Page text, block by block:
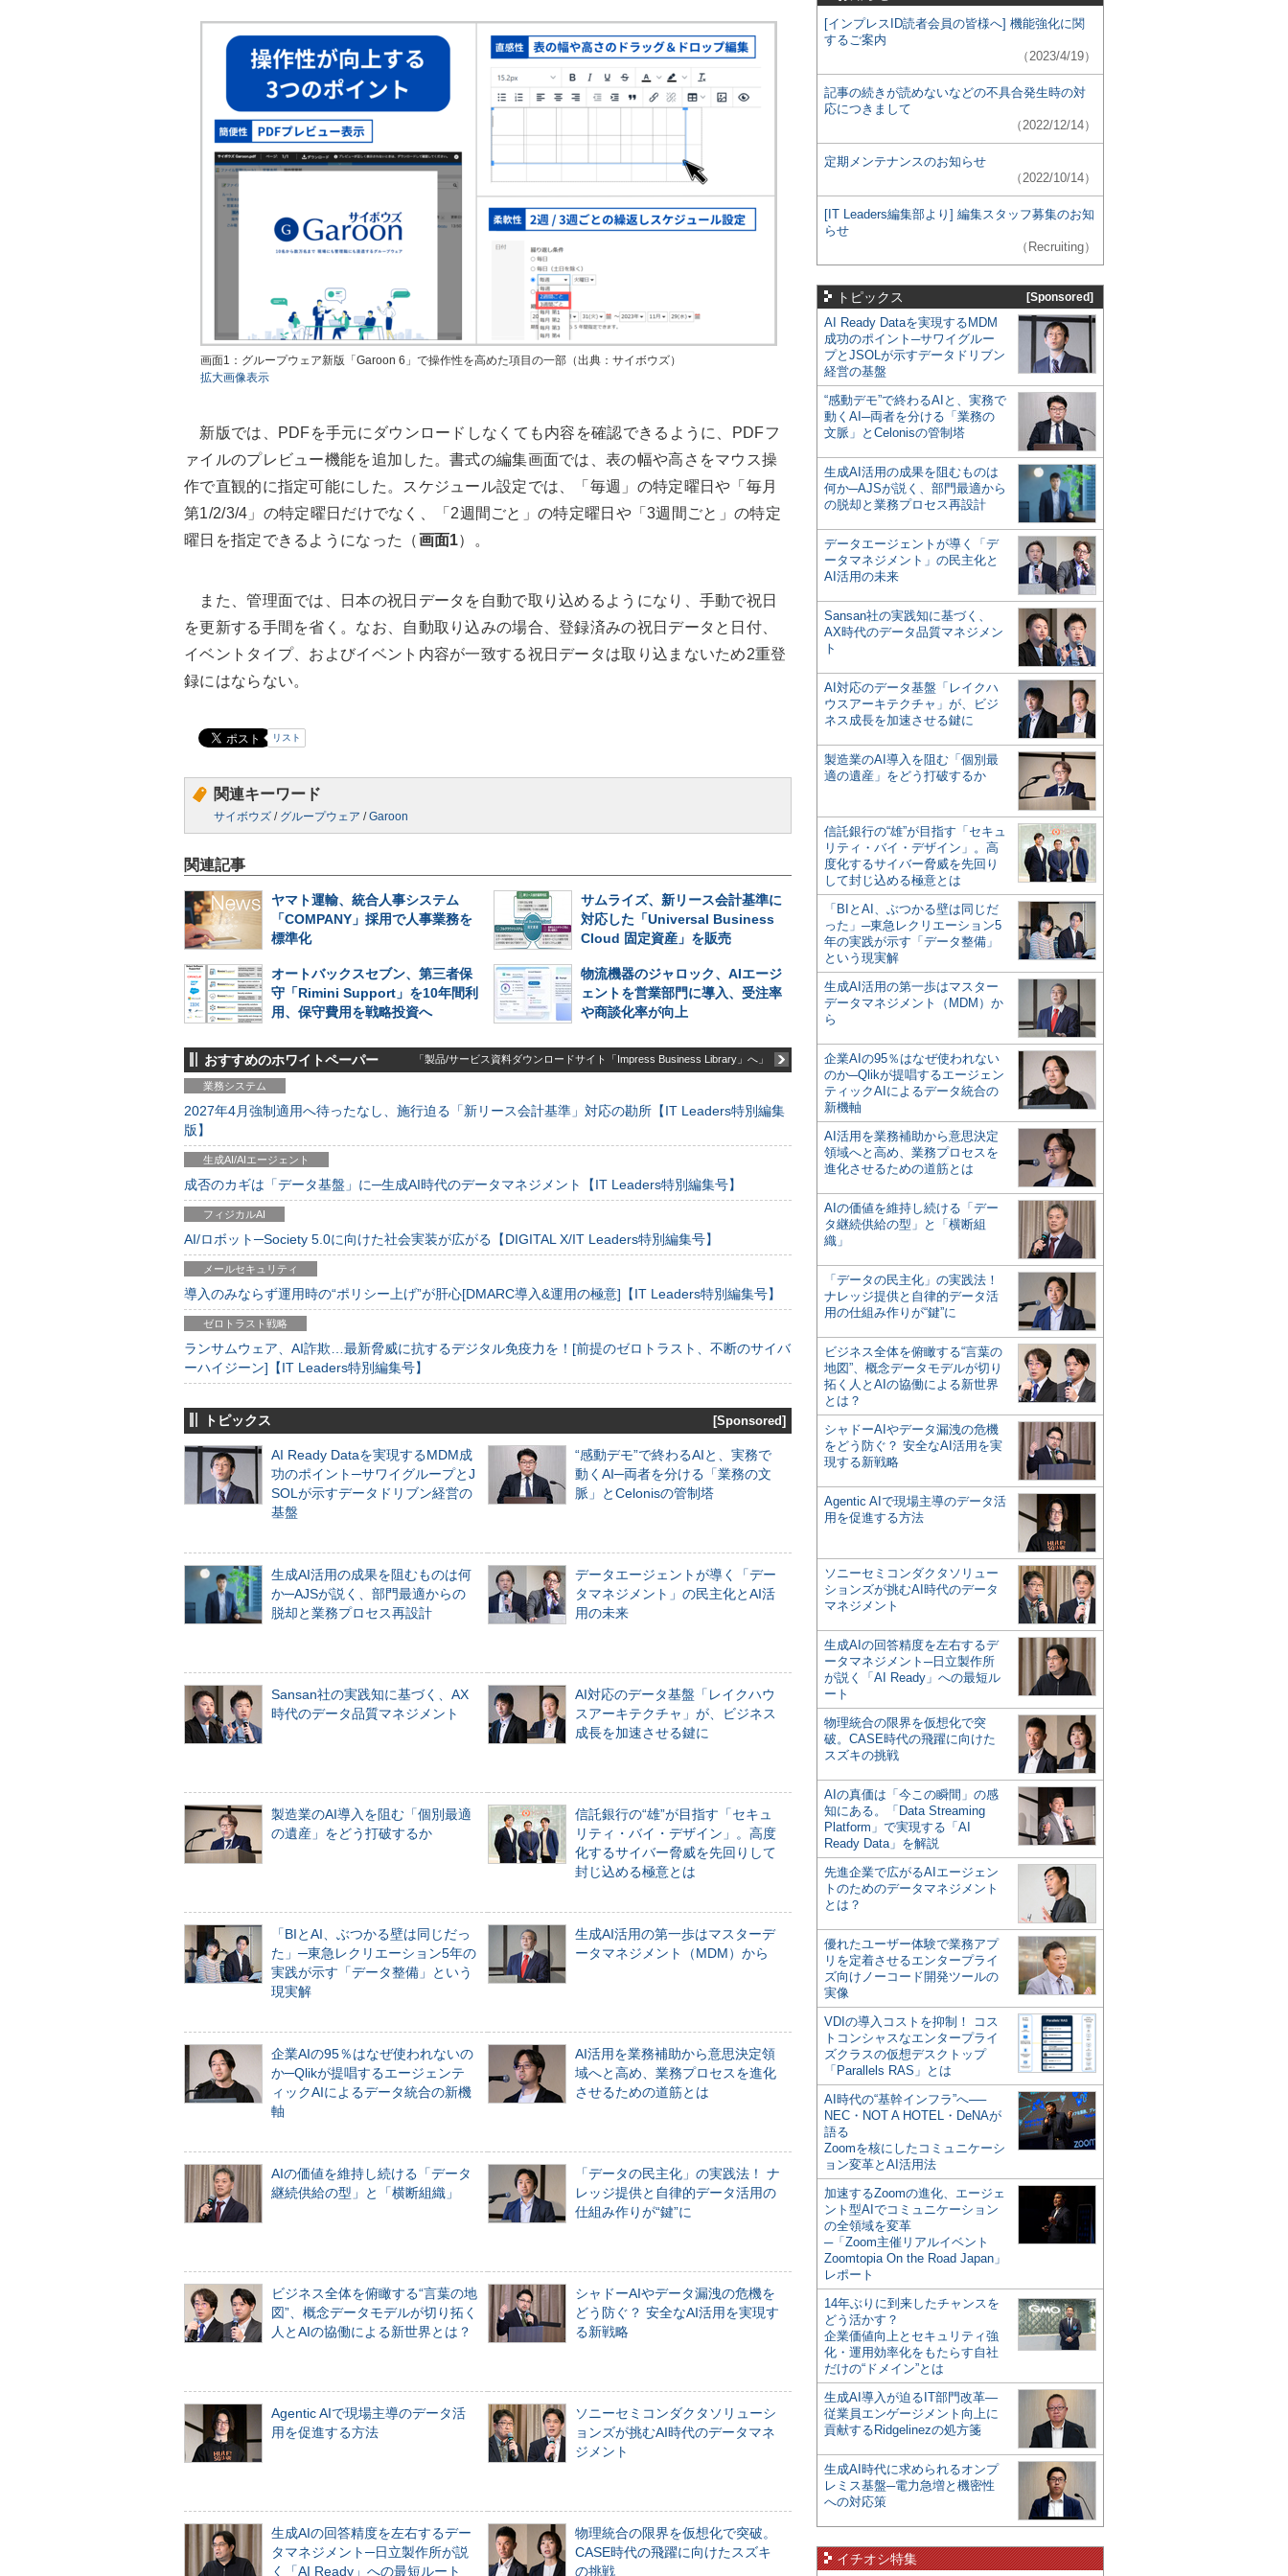
画面1：グループウェア新版「Garoon 6」で操作性を高めた項目の一部（出典：サイボウズ）
拡大画像表示
新版では、PDFを手元にダウンロードしなくても内容を確認できるように、PDFフ
ァイルのプレビュー機能を追加した。書式の編集画面では、表の幅や高さをマウス操
作で直観的に指定可能にした。スケジュール設定では、「毎週」の特定曜日や「毎月
第1/2/3/4」の特定曜日だけでなく、「2週間ごと」の特定曜日や「3週間ごと」の特定
曜日を指定できるようになった（画面1）。
また、管理面では、日本の祝日データを自動で取り込めるようになり、手動で祝日
を更新する手間を省く。なお、自動取り込みの場合、登録済みの祝日データと日付、
イベントタイプ、およびイベント内容が一致する祝日データは取り込まないため2重登
録にはならない。
リスト
関連キーワード
サイボウズ / グループウェア /Garoon
関連記事
ヤマト運輸、統合人事システム
「COMPANY」採用で人事業務を
標準化
サムライズ、新リース会計基準に
対応した「Universal Business
Cloud 固定資産」を販売
オートバックスセブン、第三者保
守「Rimini Support」を10年間利
用、保守費用を戦略投資へ
物流機器のジャロック、AIエージ
ェントを営業部門に導入、受注率
や商談化率が向上
おすすめのホワイトペーパー 「製品/サービス資料ダウンロードサイト「Impress Business Library」へ」
業務システム
2027年4月強制適用へ待ったなし、施行迫る「新リース会計基準」対応の勘所【IT Leaders特別編集
版】
生成AI/AIエージェント
成否のカギは「データ基盤」に─生成AI時代のデータマネジメント【IT Leaders特別編集号】
フィジカルAI
AI/ロボット─Society 5.0に向けた社会実装が広がる【DIGITAL X/IT Leaders特別編集号】
メールセキュリティ
導入のみならず運用時の“ポリシー上げ”が肝心[DMARC導入&運用の極意]【IT Leaders特別編集号】
ゼロトラスト戦略
ランサムウェア、AI詐欺…最新脅威に抗するデジタル免疫力を！[前提のゼロトラスト、不断のサイバ
ーハイジーン]【IT Leaders特別編集号】
トピックス [Sponsored]
AI Ready Dataを実現するMDM成
功のポイント─サワイグループとJ
SOLが示すデータドリブン経営の
基盤
“感動デモ”で終わるAIと、実務で
動くAI─両者を分ける「業務の文
脈」とCelonisの管制塔
生成AI活用の成果を阻むものは何
か─AJSが説く、部門最適からの
脱却と業務プロセス再設計
データエージェントが導く「デー
タマネジメント」の民主化とAI活
用の未来
Sansan社の実践知に基づく、AX
時代のデータ品質マネジメント
AI対応のデータ基盤「レイクハウ
スアーキテクチャ」が、ビジネス
成長を加速させる鍵に
製造業のAI導入を阻む「個別最適
の遺産」をどう打破するか
信託銀行の“雄”が目指す「セキュ
リティ・バイ・デザイン」。高度
化するサイバー脅威を先回りして
封じ込める極意とは
「BIとAI、ぶつかる壁は同じだっ
た」─東急レクリエーション5年の
実践が示す「データ整備」という
現実解
生成AI活用の第一歩はマスターデ
ータマネジメント（MDM）から
企業AIの95％はなぜ使われないの
か─Qlikが提唱するエージェンテ
ィックAIによるデータ統合の新機
軸
AI活用を業務補助から意思決定領
域へと高め、業務プロセスを進化
させるための道筋とは
AIの価値を維持し続ける「データ
継続供給の型」と「横断組織」
「データの民主化」の実践法！ ナ
レッジ提供と自律的データ活用の
仕組み作りが“鍵”に
ビジネス全体を俯瞰する“言葉の地
図”、概念データモデルが切り拓く
人とAIの協働による新世界とは？
シャドーAIやデータ漏洩の危機を
どう防ぐ？ 安全なAI活用を実現す
る新戦略
Agentic AIで現場主導のデータ活
用を促進する方法
ソニーセミコンダクタソリューシ
ョンズが挑むAI時代のデータマネ
ジメント
生成AIの回答精度を左右するデー
タマネジメント─日立製作所が説
く「AI Ready」への最短ルート
物理統合の限界を仮想化で突破。
CASE時代の飛躍に向けたスズキ
の挑戦
[インプレスID読者会員の皆様へ] 機能強化に関
するご案内
（2023/4/19）
記事の続きが読めないなどの不具合発生時の対
応につきまして
（2022/12/14）
定期メンテナンスのお知らせ
（2022/10/14）
[IT Leaders編集部より] 編集スタッフ募集のお知
らせ
（Recruiting）
トピックス [Sponsored]
AI Ready Dataを実現するMDM
成功のポイント─サワイグルー
プとJSOLが示すデータドリブン
経営の基盤
“感動デモ”で終わるAIと、実務で
動くAI─両者を分ける「業務の
文脈」とCelonisの管制塔
生成AI活用の成果を阻むものは
何か─AJSが説く、部門最適から
の脱却と業務プロセス再設計
データエージェントが導く「デ
ータマネジメント」の民主化と
AI活用の未来
Sansan社の実践知に基づく、
AX時代のデータ品質マネジメン
ト
AI対応のデータ基盤「レイクハ
ウスアーキテクチャ」が、ビジ
ネス成長を加速させる鍵に
製造業のAI導入を阻む「個別最
適の遺産」をどう打破するか
信託銀行の“雄”が目指す「セキュ
リティ・バイ・デザイン」。高
度化するサイバー脅威を先回り
して封じ込める極意とは
「BIとAI、ぶつかる壁は同じだ
った」─東急レクリエーション5
年の実践が示す「データ整備」
という現実解
生成AI活用の第一歩はマスター
データマネジメント（MDM）か
ら
企業AIの95％はなぜ使われない
のか─Qlikが提唱するエージェン
ティックAIによるデータ統合の
新機軸
AI活用を業務補助から意思決定
領域へと高め、業務プロセスを
進化させるための道筋とは
AIの価値を維持し続ける「デー
タ継続供給の型」と「横断組
織」
「データの民主化」の実践法！
ナレッジ提供と自律的データ活
用の仕組み作りが“鍵”に
ビジネス全体を俯瞰する“言葉の
地図”、概念データモデルが切り
拓く人とAIの協働による新世界
とは？
シャドーAIやデータ漏洩の危機
をどう防ぐ？ 安全なAI活用を実
現する新戦略
Agentic AIで現場主導のデータ活
用を促進する方法
ソニーセミコンダクタソリュー
ションズが挑むAI時代のデータ
マネジメント
生成AIの回答精度を左右するデ
ータマネジメント─日立製作所
が説く「AI Ready」への最短ル
ート
物理統合の限界を仮想化で突
破。CASE時代の飛躍に向けた
スズキの挑戦
AIの真価は「今この瞬間」の感
知にある。「Data Streaming
Platform」で実現する「AI
Ready Data」を解説
先進企業で広がるAIエージェン
トのためのデータマネジメント
とは？
優れたユーザー体験で業務アプ
リを定着させるエンタープライ
ズ向けノーコード開発ツールの
実像
VDIの導入コストを抑制！ コス
トコンシャスなエンタープライ
ズクラスの仮想デスクトップ
「Parallels RAS」とは
AI時代の“基幹インフラ”へ──
NEC・NOT A HOTEL・DeNAが
語る
Zoomを核にしたコミュニケーシ
ョン変革とAI活用法
加速するZoomの進化、エージェ
ント型AIでコミュニケーション
の全領域を変革
─「Zoom主催リアルイベント
Zoomtopia On the Road Japan」
レポート
14年ぶりに到来したチャンスを
どう活かす？
企業価値向上とセキュリティ強
化・運用効率化をもたらす自社
だけの“ドメイン”とは
生成AI導入が迫るIT部門改革―
従業員エンゲージメント向上に
貢献するRidgelinezの処方箋
生成AI時代に求められるオンプ
レミス基盤─電力急増と機密性
への対応策
イチオシ特集